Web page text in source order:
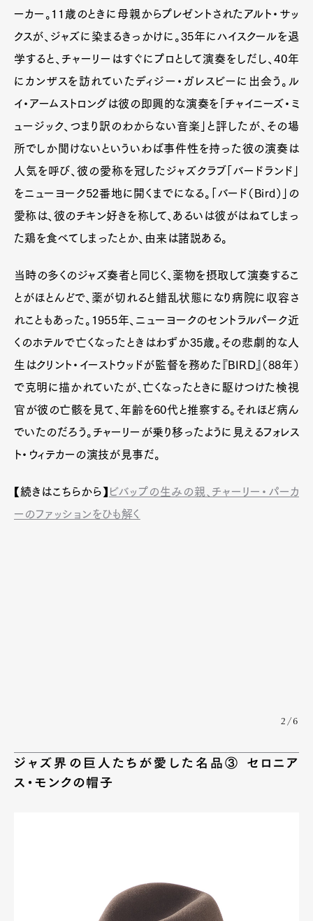
ーカー。11歳のときに母親からプレゼントされたアルト・サッ
クスが、ジャズに染まるきっかけに。35年にハイスクールを退
学すると、チャーリーはすぐにプロとして演奏をしだし、40年
にカンザスを訪れていたディジー・ガレスビーに出会う。ル
イ・アームストロングは彼の即興的な演奏を「チャイニーズ・ミ
ュージック、つまり訳のわからない音楽」と評したが、その場
所でしか聞けないといういわば事件性を持った彼の演奏は
人気を呼び、彼の愛称を冠したジャズクラブ「バードランド」
をニューヨーク52番地に開くまでになる。「バード（Bird）」の
愛称は、彼のチキン好きを称して、あるいは彼がはねてしまっ
た鶏を食べてしまったとか、由来は諸説ある。
当時の多くのジャズ奏者と同じく、薬物を摂取して演奏するこ
とがほとんどで、薬が切れると錯乱状態になり病院に収容さ
れこともあった。1955年、ニューヨークのセントラルパーク近
くのホテルで亡くなったときはわずか35歳。その悲劇的な人
生はクリント・イーストウッドが監督を務めた『BIRD』（88年）
で克明に描かれていたが、亡くなったときに駆けつけた検視
官が彼の亡骸を見て、年齢を60代と推察する。それほど病ん
でいたのだろう。チャーリーが乗り移ったように見えるフォレス
ト・ウィテカーの演技が見事だ。
【続きはこちらから】 ビバップの生みの親、チャーリー・パーカ
ーのファッションをひも解く
2/6
ジャズ界の巨人たちが愛した名品③ セロニア
ス・モンクの帽子